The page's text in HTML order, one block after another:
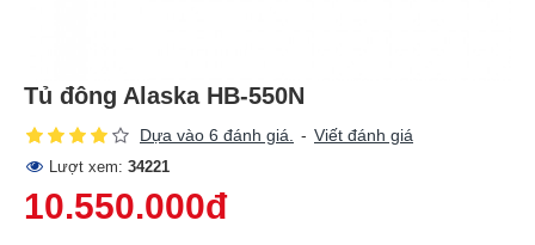
Tủ đông Alaska HB-550N
Dựa vào 6 đánh giá. - Viết đánh giá
Lượt xem: 34221
10.550.000đ